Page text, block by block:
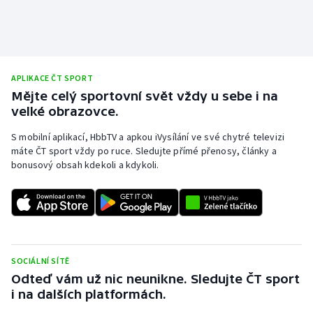
Volejbal
Ostatní
APLIKACE ČT SPORT
Mějte celý sportovní svět vždy u sebe i na
velké obrazovce.
S mobilní aplikací, HbbTV a apkou iVysílání ve své chytré televizi
máte ČT sport vždy po ruce. Sledujte přímé přenosy, články a
bonusový obsah kdekoli a kdykoli.
SOCIÁLNÍ SÍTĚ
Odteď vám už nic neunikne. Sledujte ČT sport
i na dalších platformách.